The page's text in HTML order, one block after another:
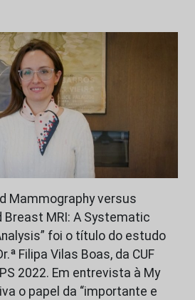
Mammography versus
Breast MRI: A Systematic
foi o título do estudo
Filipa Vilas Boas, da CUF
2022. Em entrevista à My
o papel da “importante e